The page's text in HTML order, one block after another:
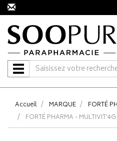
Navigation
Accueil MARQUE
FORTÉ
FORTÉ PHARMA -